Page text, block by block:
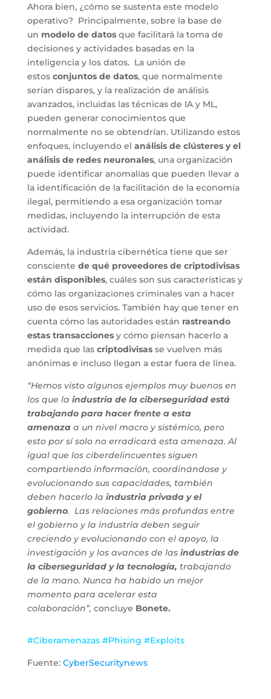
Ahora bien, ¿cómo se sustenta este modelo
operativo? Principalmente, sobre la base de
un modelo de datosque facilitará la toma de
decisiones y actividades basadas en la
inteligencia y los datos. La unión de
estos conjuntos de datos, que normalmente
serían dispares, y la realización de análisis
avanzados, incluidas las técnicas de IA y ML,
pueden generar conocimientos que
normalmente no se obtendrían. Utilizando estos
enfoques, incluyendo el análisis de clústeres y el
análisis de redes neuronales, una organización
puede identificar anomalías que pueden llevar a
la identificación de la facilitación de la economía
ilegal, permitiendo a esa organización tomar
medidas, incluyendo la interrupción de esta
actividad.
Además, la industria cibernética tiene que ser
consciente de qué proveedores de criptodivisas
están disponibles, cuáles son sus características y
cómo las organizaciones criminales van a hacer
uso de esos servicios. También hay que tener en
cuenta cómo las autoridades están rastreando
estas transaccionesy cómo piensan hacerlo a
medida que las criptodivisasse vuelven más
anónimas e incluso llegan a estar fuera de línea.
“Hemos visto algunos ejemplos muy buenos en
los que la industria de la ciberseguridad está
trabajando para hacer frente a esta
amenazaa un nivel macro y sistémico, pero
esto por sí solo no erradicará esta amenaza. Al
igual que los ciberdelincuentes siguen
compartiendo información, coordinándose y
evolucionando sus capacidades, también
deben hacerlo la industria privada y el
gobierno. Las relaciones más profundas entre
el gobierno y la industria deben seguir
creciendo y evolucionando con el apoyo, la
investigación y los avances de las industrias de
la ciberseguridad y la tecnología, trabajando
de la mano. Nunca ha habido un mejor
momento para acelerar esta
colaboración”, concluye Bonete.
#Ciberamenazas #Phising #Exploits
Fuente: CyberSecuritynews